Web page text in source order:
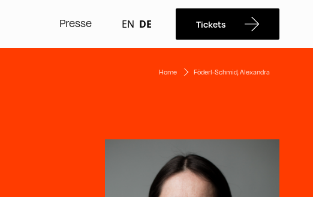
Presse EN DE Tickets
Home Föderl-Schmid, Alexandra